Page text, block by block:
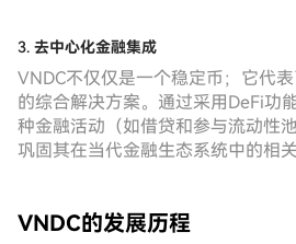
3. 去中心化金融集成
VNDC不仅仅是一个稳定币；它代
的综合解决方案。通过采用DeFi功
种金融活动（如借贷和参与流动性
巩固其在当代金融生态系统中的相关
VNDC的发展历程